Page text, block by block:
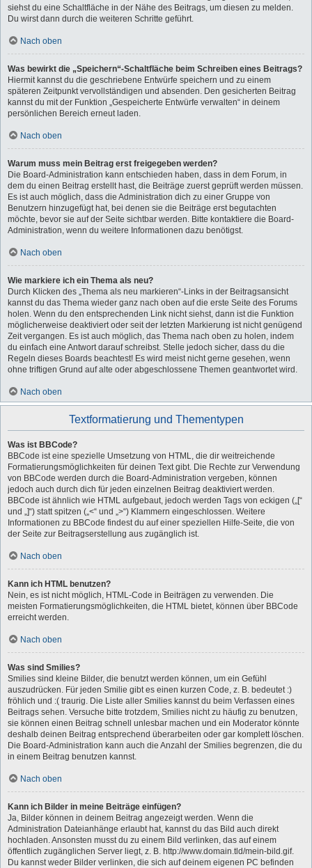
siehst du eine Schaltfläche in der Nähe des Beitrags, um diesen zu melden.
Du wirst dann durch die weiteren Schritte geführt.
Nach oben
Was bewirkt die „Speichern“-Schaltfläche beim Schreiben eines Beitrags?
Hiermit kannst du die geschriebene Entwürfe speichern und zu einem
späteren Zeitpunkt vervollständigen und absenden. Den gesicherten Beitrag
kannst du mit der Funktion „Gespeicherte Entwürfe verwalten“ in deinem
persönlichen Bereich erneut laden.
Nach oben
Warum muss mein Beitrag erst freigegeben werden?
Die Board-Administration kann entschieden haben, dass in dem Forum, in
dem du einen Beitrag erstellt hast, die Beiträge zuerst geprüft werden müssen.
Es ist auch möglich, dass die Administration dich zu einer Gruppe von
Benutzern hinzugefügt hat, bei denen sie die Beiträge erst begutachten
möchte, bevor sie auf der Seite sichtbar werden. Bitte kontaktiere die Board-
Administration, wenn du weitere Informationen dazu benötigst.
Nach oben
Wie markiere ich ein Thema als neu?
Durch Klicken des „Thema als neu markieren“-Links in der Beitragsansicht
kannst du das Thema wieder ganz nach oben auf die erste Seite des Forums
holen. Wenn du den entsprechenden Link nicht siehst, dann ist die Funktion
möglicherweise deaktiviert oder seit der letzten Markierung ist nicht genügend
Zeit vergangen. Es ist auch möglich, das Thema nach oben zu holen, indem
du einfach eine Antwort darauf schreibst. Stelle jedoch sicher, dass du die
Regeln dieses Boards beachtest! Es wird meist nicht gerne gesehen, wenn
ohne triftigen Grund auf alte oder abgeschlossene Themen geantwortet wird.
Nach oben
Textformatierung und Thementypen
Was ist BBCode?
BBCode ist eine spezielle Umsetzung von HTML, die dir weitreichende
Formatierungsmöglichkeiten für deinen Text gibt. Die Rechte zur Verwendung
von BBCode werden durch die Board-Administration vergeben, können
jedoch auch durch dich für jeden einzelnen Beitrag deaktiviert werden.
BBCode ist ähnlich wie HTML aufgebaut, jedoch werden Tags von eckigen („[“
und „]“) statt spitzen („<“ und „>“) Klammern eingeschlossen. Weitere
Informationen zu BBCode findest du auf einer speziellen Hilfe-Seite, die von
der Seite zur Beitragserstellung aus zugänglich ist.
Nach oben
Kann ich HTML benutzen?
Nein, es ist nicht möglich, HTML-Code in Beiträgen zu verwenden. Die
meisten Formatierungsmöglichkeiten, die HTML bietet, können über BBCode
erreicht werden.
Nach oben
Was sind Smilies?
Smilies sind kleine Bilder, die benutzt werden können, um ein Gefühl
auszudrücken. Für jeden Smilie gibt es einen kurzen Code, z. B. bedeutet :)
fröhlich und :( traurig. Die Liste aller Smilies kannst du beim Verfassen eines
Beitrags sehen. Versuche bitte trotzdem, Smilies nicht zu häufig zu benutzen,
sie können einen Beitrag schnell unlesbar machen und ein Moderator könnte
deshalb deinen Beitrag entsprechend überarbeiten oder gar komplett löschen.
Die Board-Administration kann auch die Anzahl der Smilies begrenzen, die du
in einem Beitrag benutzen kannst.
Nach oben
Kann ich Bilder in meine Beiträge einfügen?
Ja, Bilder können in deinem Beitrag angezeigt werden. Wenn die
Administration Dateianhänge erlaubt hat, kannst du das Bild auch direkt
hochladen. Ansonsten musst du zu einem Bild verlinken, das auf einem
öffentlich zugänglichen Server liegt, z. B. http://www.domain.tld/mein-bild.gif.
Du kannst weder Bilder verlinken, die sich auf deinem eigenen PC befinden